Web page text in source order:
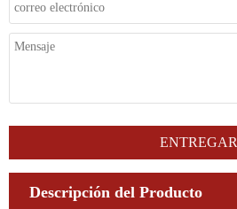
ENTREGAR
Descripción del Producto